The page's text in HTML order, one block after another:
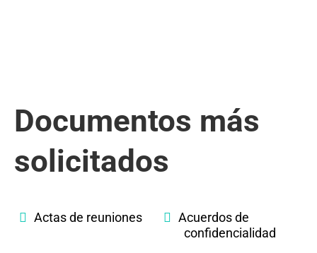
Documentos más
solicitados
Actas de reuniones
Acuerdos de
confidencialidad